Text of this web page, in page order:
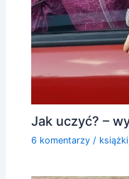
Jak uczyć? –
6 komentarzy / książki